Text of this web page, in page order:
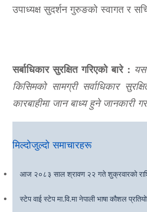
उपाध्यक्ष सुदर्शन गुरुङको स्वागत र
सर्बाधिकार सुरक्षित गरिएको बारे :
किसिमको सामग्री सर्वाधिकार
कारबाहीमा जान बाध्य हुने जानकारी
मिल्दोजुल्दो समाचारहरू
आज २०८३ साल श्रावण २२ गते शुक्रवारको
स्टेप वाई स्टेप मा.वि.मा नेपाली भाषा कौशल